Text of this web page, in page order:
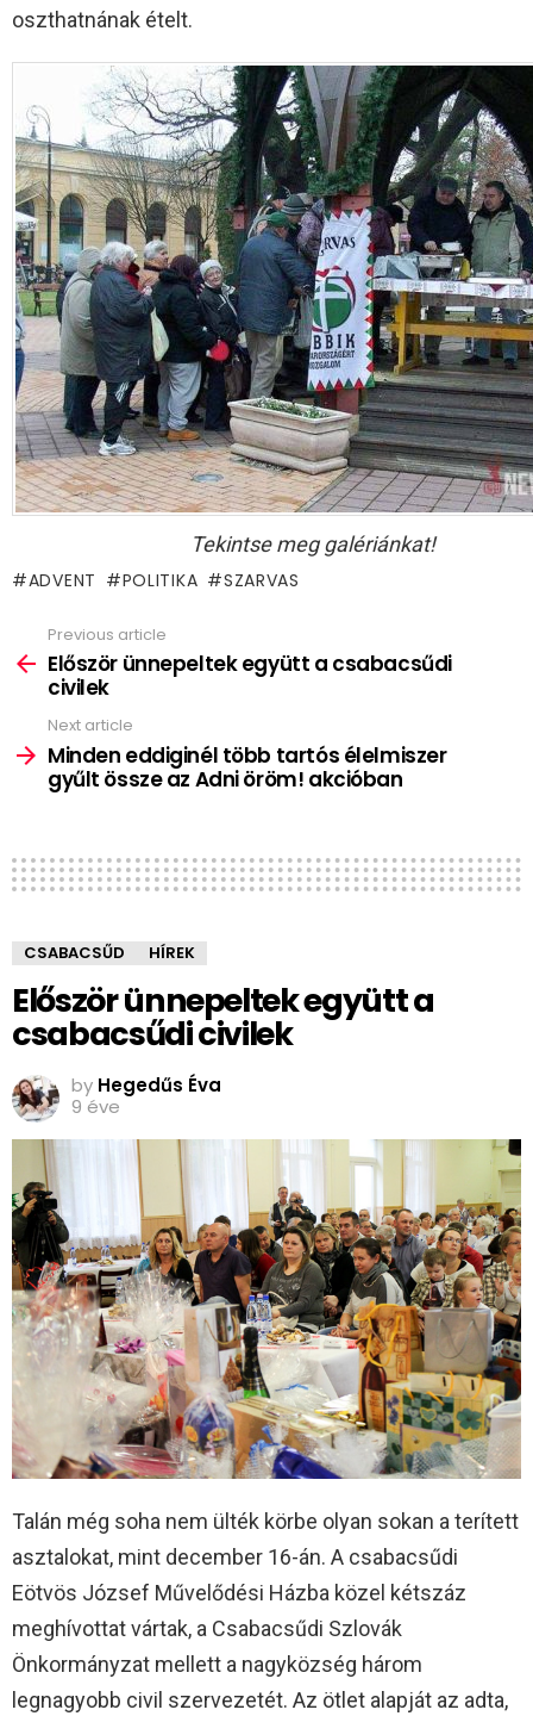
oszthatnának ételt.
Tekintse meg galériánkat!
ADVENT POLITIKA SZARVAS
more
Previous article
Először ünnepeltek együtt a csabacsűdi
civilek
Next article
Minden eddiginél több tartós élelmiszer
gyűlt össze az Adni öröm! akcióban
CSABACSŰD HÍREK
Először ünnepeltek együtt a
csabacsűdi civilek
by Hegedűs Éva
9 éve
Talán még soha nem ülték körbe olyan sokan a terített
asztalokat, mint december 16-án. A csabacsűdi
Eötvös József Művelődési Házba közel kétszáz
meghívottat vártak, a Csabacsűdi Szlovák
Önkormányzat mellett a nagyközség három
legnagyobb civil szervezetét. Az ötlet alapját az adta,